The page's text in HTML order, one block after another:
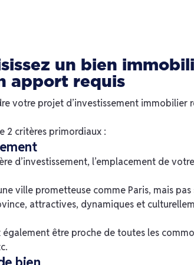
un bien
apport requis
votre projet d’investissement
2 critères primordiaux :
d’investissement, l’emplacement de
ville prometteuse comme Paris, mais
attractives, dynamiques et
être proche de toutes les